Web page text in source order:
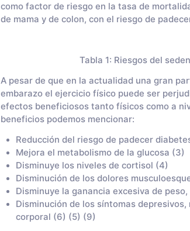
como factor de riesgo en la tasa de
de mama y de colon, con el riesgo de
Tabla 1: Riesgos del
A pesar de que en la actualidad una gran
embarazo el ejercicio físico puede ser
efectos beneficiosos tanto físicos como a
beneficios podemos mencionar:
Reducción del riesgo de padecer
Mejora el metabolismo de la glucosa (3)
Disminuye los niveles de cortisol (4)
Disminución de los dolores
Disminuye la ganancia excesiva de
Disminución de los síntomas
corporal (6) (5) (9)